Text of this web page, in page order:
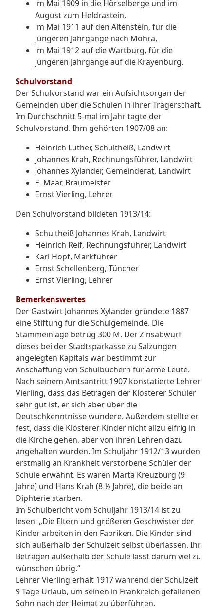
im Mai 1909 in die Hörselberge und im
August zum Heldrastein,
im Mai 1911 auf den Altenstein, für die
jüngeren Jahrgänge nach Möhra,
im Mai 1912 auf die Wartburg, für die
jüngeren Jahrgänge auf die Krayenburg.
Schulvorstand
Der Schulvorstand war ein Aufsichtsorgan der
Gemeinden über die Schulen in ihrer Trägerschaft.
Im Durchschnitt 5-mal im Jahr tagte der
Schulvorstand. Ihm gehörten 1907/08 an:
Heinrich Luther, Schultheiß, Landwirt
Johannes Krah, Rechnungsführer, Landwirt
Johannes Xylander, Gemeinderat, Landwirt
E. Maar, Braumeister
Ernst Vierling, Lehrer
Den Schulvorstand bildeten 1913/14:
Schultheiß Johannes Krah, Landwirt
Heinrich Reif, Rechnungsführer, Landwirt
Karl Hopf, Markführer
Ernst Schellenberg, Tüncher
Ernst Vierling, Lehrer
Bemerkenswertes
Der Gastwirt Johannes Xylander gründete 1887
eine Stiftung für die Schulgemeinde. Die
Stammeinlage betrug 300 M. Der Zinsabwurf
dieses bei der Stadtsparkasse zu Salzungen
angelegten Kapitals war bestimmt zur
Anschaffung von Schulbüchern für arme Leute.
Nach seinem Amtsantritt 1907 konstatierte Lehrer
Vierling, dass das Betragen der Klösterer Schüler
sehr gut ist, er sich aber über die
Deutschkenntnisse wundere. Außerdem stellte er
fest, dass die Klösterer Kinder nicht allzu eifrig in
die Kirche gehen, aber von ihren Lehren dazu
angehalten wurden. Im Schuljahr 1912/13 wurden
erstmalig an Krankheit verstorbene Schüler der
Schule erwähnt. Es waren Marta Kreuzburg (9
Jahre) und Hans Krah (8 ½ Jahre), die beide an
Diphterie starben.
Im Schulbericht vom Schuljahr 1913/14 ist zu
lesen: „Die Eltern und größeren Geschwister der
Kinder arbeiten in den Fabriken. Die Kinder sind
sich außerhalb der Schulzeit selbst überlassen. Ihr
Betragen außerhalb der Schule lässt darum viel zu
wünschen übrig.“
Lehrer Vierling erhält 1917 während der Schulzeit
9 Tage Urlaub, um seinen in Frankreich gefallenen
Sohn nach der Heimat zu überführen.